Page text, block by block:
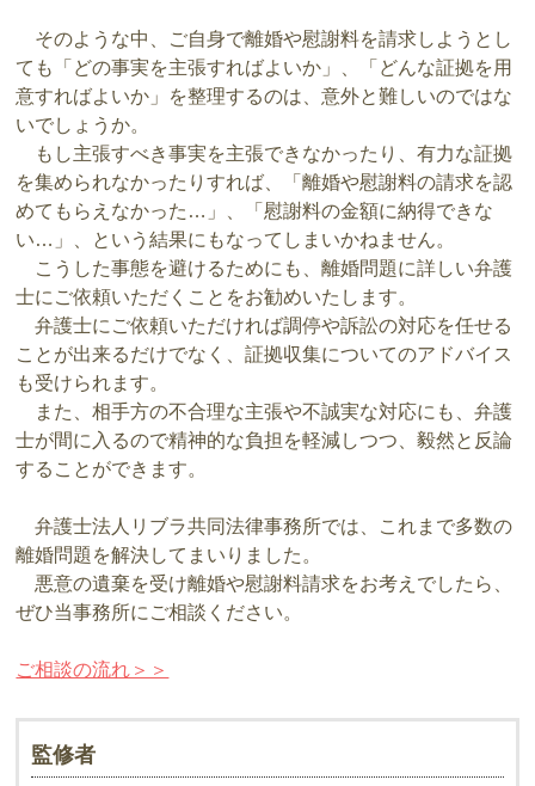
そのような中、ご自身で離婚や慰謝料を請求しようとし
ても「どの事実を主張すればよいか」、「どんな証拠を用
意すればよいか」を整理するのは、意外と難しいのではな
いでしょうか。
もし主張すべき事実を主張できなかったり、有力な証拠
を集められなかったりすれば、「離婚や慰謝料の請求を認
めてもらえなかった…」、「慰謝料の金額に納得できな
い…」、という結果にもなってしまいかねません。
こうした事態を避けるためにも、離婚問題に詳しい弁護
士にご依頼いただくことをお勧めいたします。
弁護士にご依頼いただければ調停や訴訟の対応を任せる
ことが出来るだけでなく、証拠収集についてのアドバイス
も受けられます。
また、相手方の不合理な主張や不誠実な対応にも、弁護
士が間に入るので精神的な負担を軽減しつつ、毅然と反論
することができます。
弁護士法人リブラ共同法律事務所では、これまで多数の
離婚問題を解決してまいりました。
悪意の遺棄を受け離婚や慰謝料請求をお考えでしたら、
ぜひ当事務所にご相談ください。
ご相談の流れ＞＞
監修者